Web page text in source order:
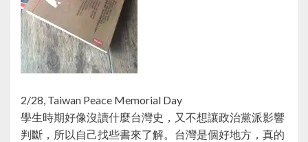
2/28, Taiwan Peace Memorial Day
學生時期好像沒讀什麼台灣史，又不想讓政治黨派影響
判斷，所以自己找些書來了解。台灣是個好地方，真的